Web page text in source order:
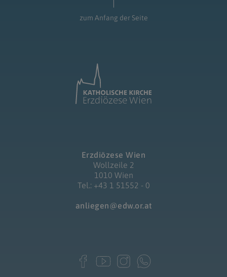
zum Anfang der Seite
Erzdiözese Wien
Wollzeile 2
1010 Wien
Tel.: +43 1 51552 - 0
anliegen@edw.or.at